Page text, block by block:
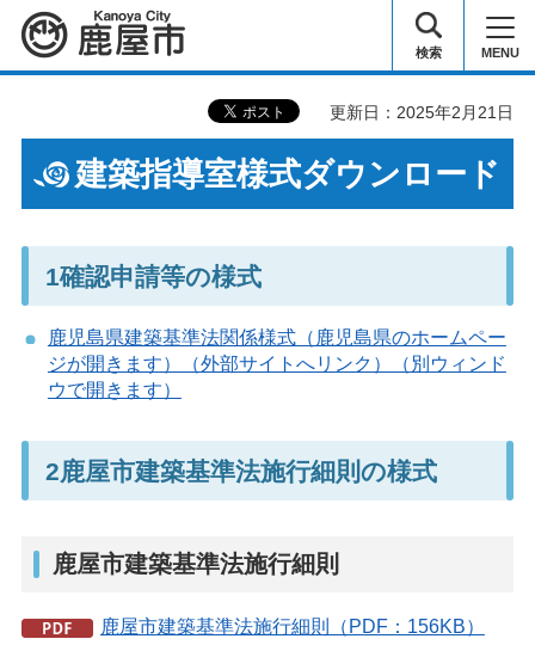
鹿屋市 検索 MENU
更新日：2025年2月21日
建築指導室様式ダウンロード
1確認申請等の様式
鹿児島県建築基準法関係様式（鹿児島県のホームペー
ジが開きます）（外部サイトへリンク）（別ウィンド
ウで開きます）
2鹿屋市建築基準法施行細則の様式
鹿屋市建築基準法施行細則
鹿屋市建築基準法施行細則（PDF：156KB）